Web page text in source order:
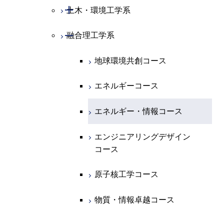
ース
原子核工学コース
人間医療科学技術コース
ライフエンジニアリングコ
ース
人間医療科学技術コース
エンジニアリングデザイン
ース
原子核工学コース
人間医療科学技術コース
物質・情報卓越コース
ース
原子核工学コース
地球生命コース
人間医療科学技術コース
物質・情報卓越コース
ース
知能情報コース
エネルギー・情報コース
人間医療科学技術コース
物質・情報卓越コース
ライフエンジニアリングコ
人間医療科学技術コース
建築学コース
エンジニアリングデザイン
土木・環境工学系
開閉
土木工学コース
エンジニアリングデザイン
融合理工学系
開閉
地球環境共創コース
エネルギーコース
エネルギー・情報コース
エンジニアリングデザイン
コース
原子核工学コース
物質・情報卓越コース